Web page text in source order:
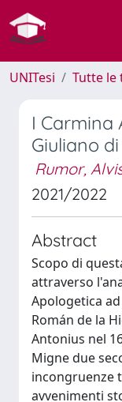
UNITesi Tutte le
I Carmina
Giuliano
Rumor,
2021/2022
Abstract
Scopo di
attraverso
Apologetica
Román de la
Antonius nel
Migne due
incongruenze
avvenimenti